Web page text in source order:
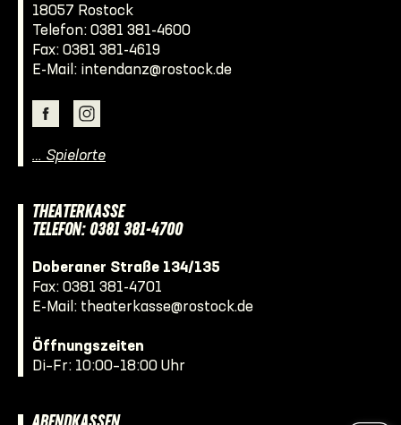
18057 Rostock
Telefon: 0381 381-4600
Fax: 0381 381-4619
E-Mail: intendanz@rostock.de
… Spielorte
THEATERKASSE
TELEFON: 0381 381-4700
Doberaner Straße 134/135
Fax: 0381 381-4701
E-Mail: theaterkasse@rostock.de
Öffnungszeiten
Di–Fr: 10:00–18:00 Uhr